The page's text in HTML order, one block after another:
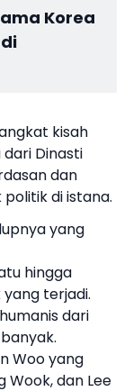
Korea
kisah
Dinasti
dan
di istana.
yang
hingga
terjadi.
dari
Woo yang
Wook, dan Lee